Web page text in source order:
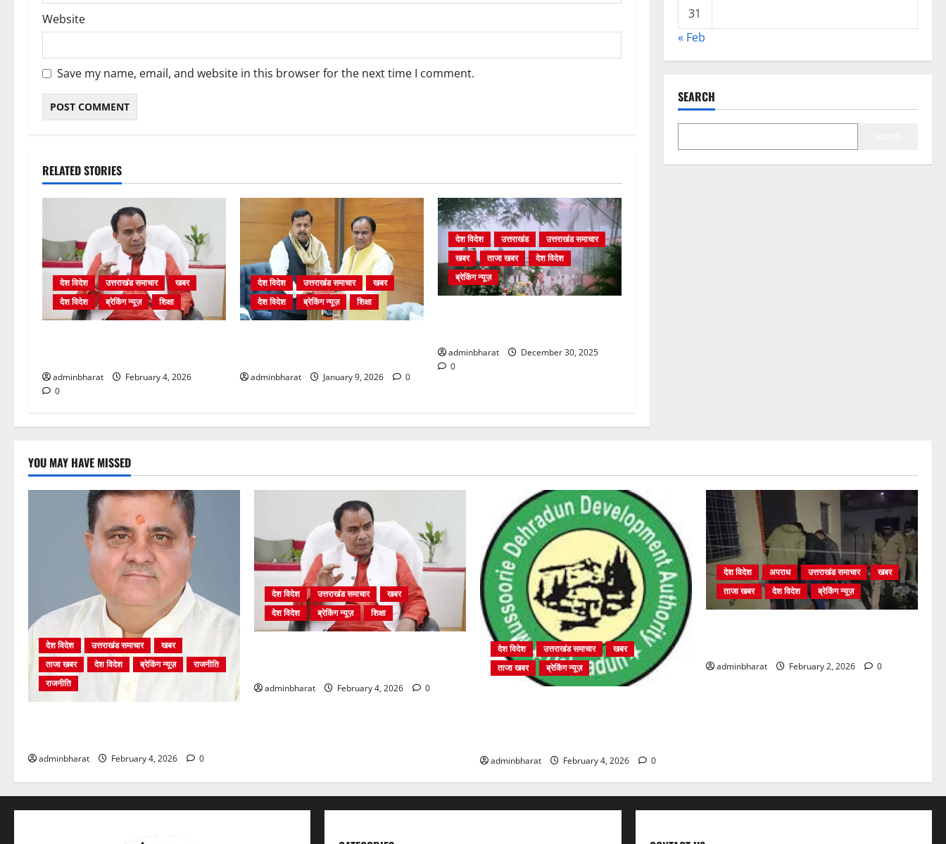
Website
Save my name, email, and website in this browser for the next time I comment.
RELATED STORIES
देश विदेश उत्तराखंड समाचार
खबर
देश विदेश
ब्रेकिंग न्यूज़ शिक्षा
adminbharat
February 4, 2026
0
देश विदेश उत्तराखंड समाचार
खबर
देश विदेश
ब्रेकिंग न्यूज़ शिक्षा
adminbharat January 9, 2026 0
देश विदेश उत्तराखंड
उत्तराखंड समाचार
खबर
ताजा खबर
देश विदेश
ब्रेकिंग न्यूज़
adminbharat
December 30, 2025
0
31
« Feb
SEARCH
YOU MAY HAVE MISSED
देश विदेश उत्तराखंड समाचार
खबर
ताजा खबर
देश विदेश ब्रेकिंग न्यूज़
राजनीति
राजनीति
adminbharat February 4, 2026 0
देश विदेश उत्तराखंड समाचार
खबर
देश विदेश
ब्रेकिंग न्यूज़ शिक्षा
adminbharat February 4, 2026 0
देश विदेश उत्तराखंड समाचार
खबर
ताजा खबर
ब्रेकिंग न्यूज़
adminbharat February 4, 2026 0
देश विदेश अपराध उत्तराखंड समाचार
खबर
ताजा खबर
देश विदेश ब्रेकिंग न्यूज़
adminbharat February 2, 2026 0